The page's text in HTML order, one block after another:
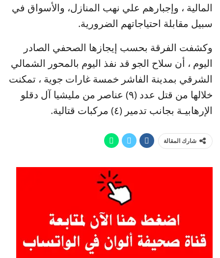
المالية ، وإجبارهم علي نهب المنازل، والأسواق في
سبيل مقابلة احتياجاتهم الضرورية.
وكشفت الفرقة بحسب إيجازها الصحفي الصادر
اليوم ، أن سلاح الجو قد نفذ اليوم بالمحور الشمالي
الشرقي بمدينة الفاشر خمسة غارات جوية ، تمكنت
خلالها من قتل عدد (٩) عناصر من مليشيا آل دقلو
الإرهابيـة بجانب تدمير (٤) مركبات قتالية.
شارك المقالة